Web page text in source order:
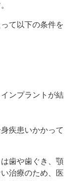
て以下の条件を
ンプラントが結
疾患いかかって
歯や歯ぐき、顎
治療のため、医